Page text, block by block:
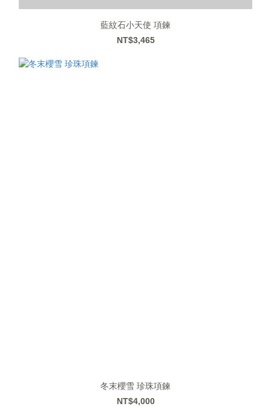
藍紋石小天使 項鍊
NT$3,465
冬末櫻雪 珍珠項鍊
NT$4,000